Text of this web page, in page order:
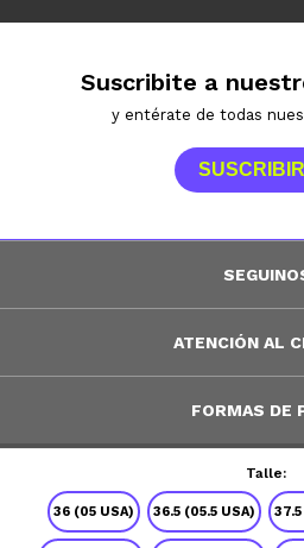
Talle:
36 (05 USA) 36.5 (05.5 USA)
Suscribite a
y entérate de todas
ATENCIÓN AL
FORMAS DE
© Copyright 2026 / Peppos